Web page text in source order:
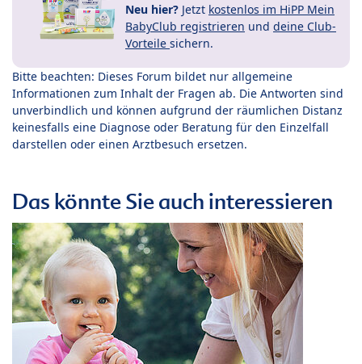
Neu hier? Jetzt kostenlos im HiPP Mein
BabyClub registrieren und deine Club-
Vorteile sichern.
Bitte beachten: Dieses Forum bildet nur allgemeine
Informationen zum Inhalt der Fragen ab. Die Antworten sind
unverbindlich und können aufgrund der räumlichen Distanz
keinesfalls eine Diagnose oder Beratung für den Einzelfall
darstellen oder einen Arztbesuch ersetzen.
Das könnte Sie auch interessieren